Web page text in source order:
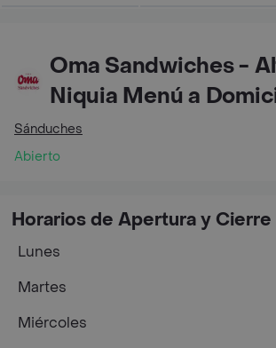
Oma Sandwiches -
Niquia Menú a
Sánduches
Abierto
Horarios de Apertura y Cierre
Lunes
Martes
Miércoles